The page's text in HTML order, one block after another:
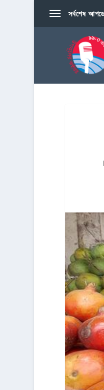
সর্বশেষ